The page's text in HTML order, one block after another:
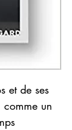
et de ses
comme un